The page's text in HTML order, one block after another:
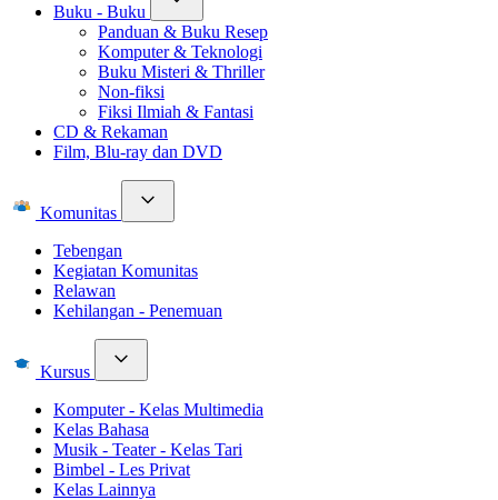
Buku - Buku
Panduan & Buku Resep
Komputer & Teknologi
Buku Misteri & Thriller
Non-fiksi
Fiksi Ilmiah & Fantasi
CD & Rekaman
Film, Blu-ray dan DVD
Komunitas
Tebengan
Kegiatan Komunitas
Relawan
Kehilangan - Penemuan
Kursus
Komputer - Kelas Multimedia
Kelas Bahasa
Musik - Teater - Kelas Tari
Bimbel - Les Privat
Kelas Lainnya